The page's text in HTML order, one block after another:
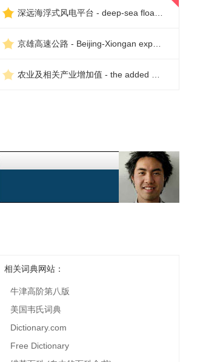
相关词典网站：
牛津高阶第八版
美国韦氏词典
Dictionary.com
Free Dictionary